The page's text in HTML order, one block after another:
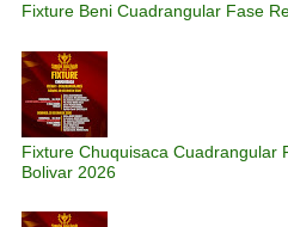
Fixture Beni Cuadrangular Fase
Fixture Chuquisaca Cuadrangular
Bolivar 2026